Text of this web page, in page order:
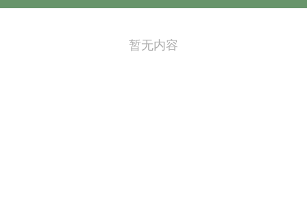
暂无内容